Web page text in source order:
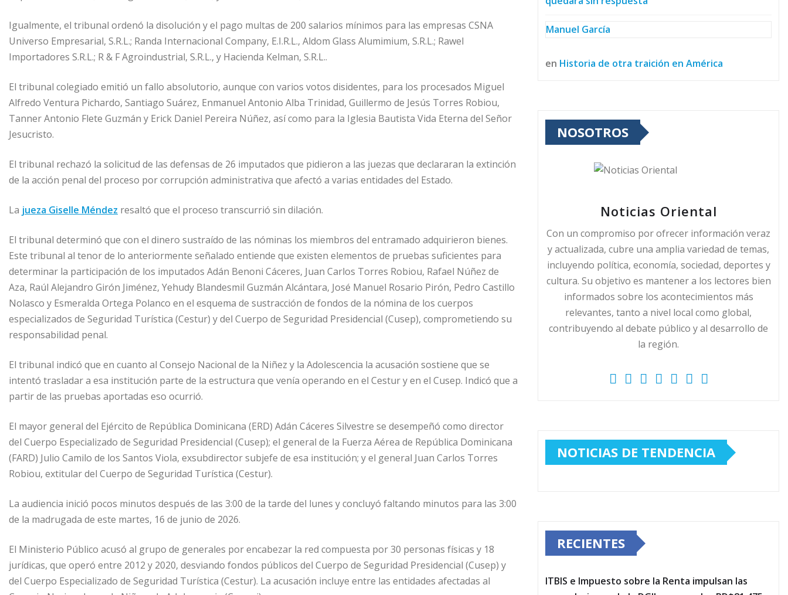
Igualmente, el tribunal ordenó la disolución y el pago multas de 200 salarios mínimos para las empresas CSNA
Universo Empresarial, S.R.L.; ⁠Randa Internacional Company, E.I.R.L., ⁠Aldom Glass Alumimium, S.R.L.; Rawel
Importadores S.R.L.;⁠ ⁠R & F Agroindustrial, S.R.L., y Hacienda Kelman, S.R.L..
El tribunal colegiado emitió un fallo absolutorio, aunque con varios votos disidentes, para los procesados ⁠Miguel
Alfredo Ventura Pichardo, ⁠Santiago Suárez, ⁠Enmanuel Antonio Alba Trinidad, ⁠Guillermo de Jesús Torres Robiou,
⁠Tanner Antonio Flete Guzmán y ⁠Erick Daniel Pereira Núñez, así como para la ⁠Iglesia Bautista Vida Eterna del Señor
Jesucristo.
El tribunal rechazó la solicitud de las defensas de 26 imputados que pidieron a las juezas que declararan la extinción
de la acción penal del proceso por corrupción administrativa que afectó a varias entidades del Estado.
La jueza Giselle Méndez resaltó que el proceso transcurrió sin dilación.
El tribunal determinó que con el dinero sustraído de las nóminas los miembros del entramado adquirieron bienes.
Este tribunal al tenor de lo anteriormente señalado entiende que existen elementos de pruebas suficientes para
determinar la participación de los imputados Adán Benoni Cáceres, Juan Carlos Torres Robiou, Rafael Núñez de
Aza, Raúl Alejandro Girón Jiménez, Yehudy Blandesmil Guzmán Alcántara, José Manuel Rosario Pirón, Pedro Castillo
Nolasco y Esmeralda Ortega Polanco en el esquema de sustracción de fondos de la nómina de los cuerpos
especializados de Seguridad Turística (Cestur) y del Cuerpo de Seguridad Presidencial (Cusep), comprometiendo su
responsabilidad penal.
El tribunal indicó que en cuanto al Consejo Nacional de la Niñez y la Adolescencia la acusación sostiene que se
intentó trasladar a esa institución parte de la estructura que venía operando en el Cestur y en el Cusep. Indicó que a
partir de las pruebas aportadas eso ocurrió.
El mayor general del Ejército de República Dominicana (ERD) Adán Cáceres Silvestre se desempeñó como director
del Cuerpo Especializado de Seguridad Presidencial (Cusep); el general de la Fuerza Aérea de República Dominicana
(FARD) Julio Camilo de los Santos Viola, exsubdirector subjefe de esa institución; y el general Juan Carlos Torres
Robiou, extitular del Cuerpo de Seguridad Turística (Cestur).
La audiencia inició pocos minutos después de las 3:00 de la tarde del lunes y concluyó faltando minutos para las 3:00
de la madrugada de este martes, 16 de junio de 2026.
El Ministerio Público acusó al grupo de generales por encabezar la red compuesta por 30 personas físicas y 18
jurídicas, que operó entre 2012 y 2020, desviando fondos públicos del Cuerpo de Seguridad Presidencial (Cusep) y
del Cuerpo Especializado de Seguridad Turística (Cestur). La acusación incluye entre las entidades afectadas al
Manuel García
en Historia de otra traición en América
NOSOTROS
Noticias Oriental
Con un compromiso por ofrecer información veraz
y actualizada, cubre una amplia variedad de temas,
incluyendo política, economía, sociedad, deportes y
cultura. Su objetivo es mantener a los lectores bien
informados sobre los acontecimientos más
relevantes, tanto a nivel local como global,
contribuyendo al debate público y al desarrollo de
la región.
NOTICIAS DE TENDENCIA
RECIENTES
ITBIS e Impuesto sobre la Renta impulsan las